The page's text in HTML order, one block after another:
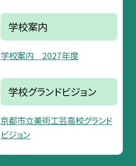
学校案内
学校案内 2027年度
学校グランドビジョン
京都市立美術工芸高校グランド
ビジョン